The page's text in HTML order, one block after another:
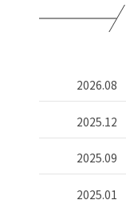
2026.08
2025.12
2025.09
2025.01